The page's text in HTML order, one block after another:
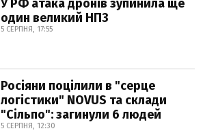
У РФ атака дронів зупинила ще
один великий НПЗ
5 СЕРПНЯ, 17:55
Росіяни поцілили в "серце
логістики" NOVUS та склади
"Сільпо": загинули 6 людей
5 СЕРПНЯ, 12:30